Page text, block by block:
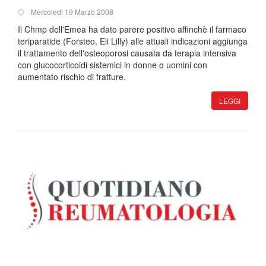
Mercoledi 19 Marzo 2008
Il Chmp dell'Emea ha dato parere positivo affinchè il farmaco
teriparatide (Forsteo, Eli Lilly) alle attuali indicazioni aggiunga
il trattamento dell'osteoporosi causata da terapia intensiva
con glucocorticoidi sistemici in donne o uomini con
aumentato rischio di fratture.
LEGGI